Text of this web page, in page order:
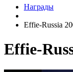
Награды
Effie-Russia
Effie-